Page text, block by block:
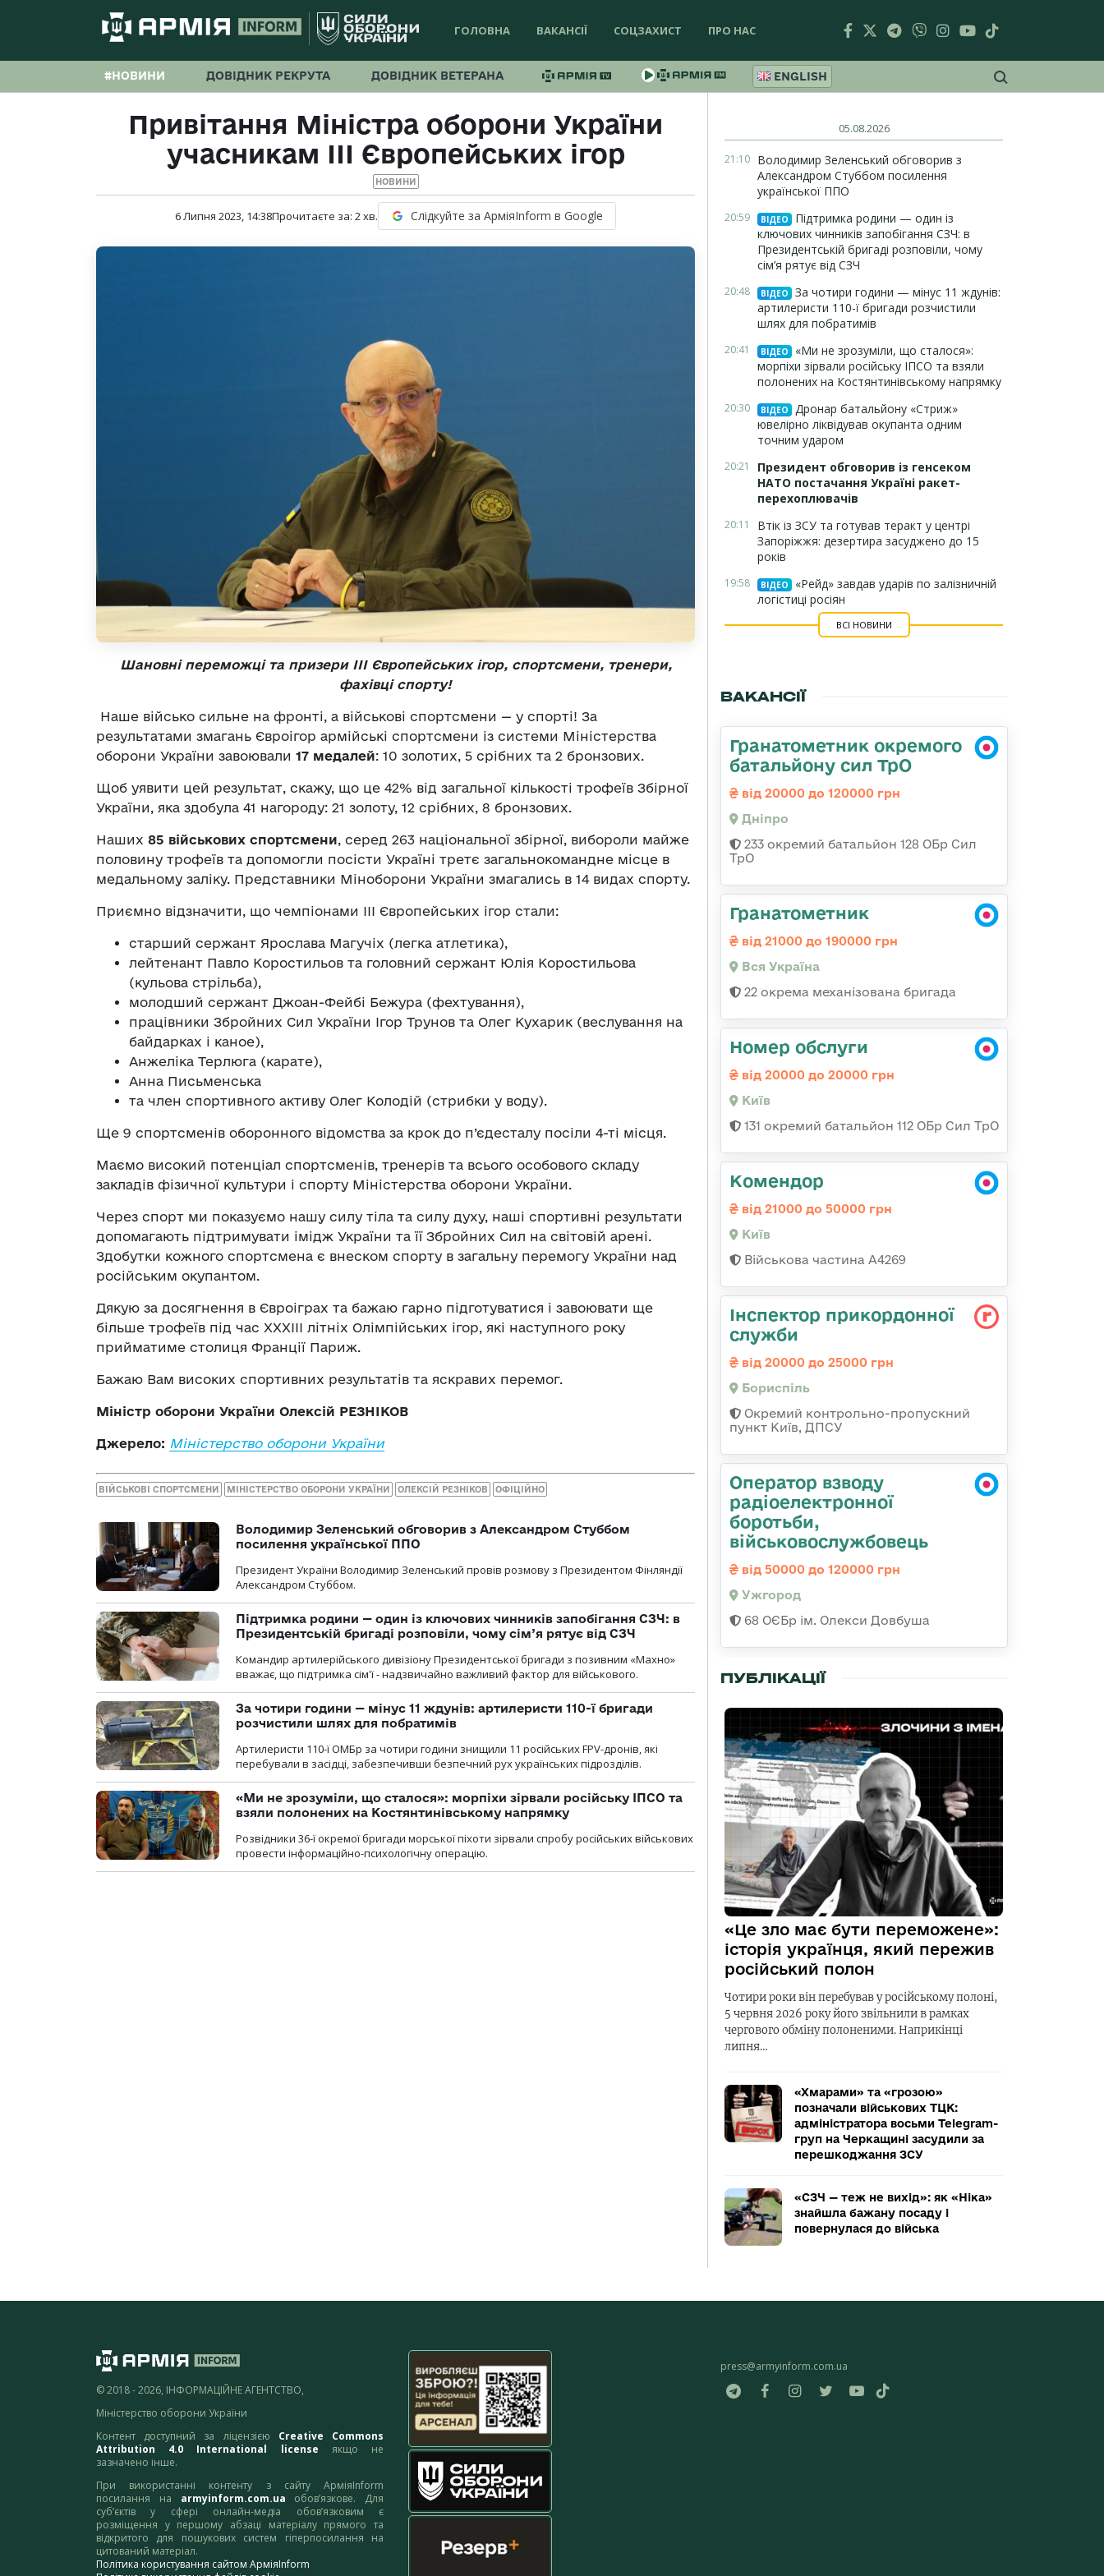
ГОЛОВНА ВАКАНСІЇ СОЦЗАХИСТ ПРО НАС
#НОВИНИ ДОВІДНИК РЕКРУТА ДОВІДНИК ВЕТЕРАНА ENGLISH
Привітання Міністра оборони України
учасникам ІІІ Європейських ігор
НОВИНИ
6 Липня 2023, 14:38Прочитаєте за: 2хв. Слідкуйте за АрміяInform в Google
Шановні переможці та призери ІІІ Європейських ігор, спортсмени, тренери,
фахівці спорту!
Наше військо сильне на фронті, а військові спортсмени — у спорті! За
результатами змагань Євроігор армійські спортсмени із системи Міністерства
оборони України завоювали 17 медалей: 10 золотих, 5 срібних та 2 бронзових.
Щоб уявити цей результат, скажу, що це 42% від загальної кількості трофеїв Збірної
України, яка здобула 41 нагороду: 21 золоту, 12 срібних, 8 бронзових.
Наших 85 військових спортсмени, серед 263 національної збірної, вибороли майже
половину трофеїв та допомогли посісти Україні третє загальнокомандне місце в
медальному заліку. Представники Міноборони України змагались в 14 видах спорту.
Приємно відзначити, що чемпіонами ІІІ Європейських ігор стали:
старший сержант Ярослава Магучіх (легка атлетика),
лейтенант Павло Коростильов та головний сержант Юлія Коростильова
(кульова стрільба),
молодший сержант Джоан-Фейбі Бежура (фехтування),
працівники Збройних Сил України Ігор Трунов та Олег Кухарик (веслування на
байдарках і каное),
Анжеліка Терлюга (карате),
Анна Письменська
та член спортивного активу Олег Колодій (стрибки у воду).
Ще 9 спортсменів оборонного відомства за крок до п’єдесталу посіли 4-ті місця.
Маємо високий потенціал спортсменів, тренерів та всього особового складу
закладів фізичної культури і спорту Міністерства оборони України.
Через спорт ми показуємо нашу силу тіла та силу духу, наші спортивні результати
допомагають підтримувати імідж України та її Збройних Сил на світовій арені.
Здобутки кожного спортсмена є внеском спорту в загальну перемогу України над
російським окупантом.
Дякую за досягнення в Євроіграх та бажаю гарно підготуватися і завоювати ще
більше трофеїв під час ХХХІІІ літніх Олімпійських ігор, які наступного року
прийматиме столиця Франції Париж.
Бажаю Вам високих спортивних результатів та яскравих перемог.
Міністр оборони України Олексій РЕЗНІКОВ
Джерело: Міністерство оборони України
ВІЙСЬКОВІ СПОРТСМЕНИ МІНІСТЕРСТВО ОБОРОНИ УКРАЇНИ ОЛЕКСІЙ РЕЗНІКОВ ОФІЦІЙНО
Володимир Зеленський обговорив з Александром Стуббом
посилення української ППО
Президент України Володимир Зеленський провів розмову з Президентом Фінляндії
Александром Стуббом.
Підтримка родини — один із ключових чинників запобігання СЗЧ: в
Президентській бригаді розповіли, чому сім’я рятує від СЗЧ
Командир артилерійського дивізіону Президентської бригади з позивним «Махно»
вважає, що підтримка сім'ї - надзвичайно важливий фактор для військового.
За чотири години — мінус 11 ждунів: артилеристи 110-ї бригади
розчистили шлях для побратимів
Артилеристи 110-ї ОМБр за чотири години знищили 11 російських FPV-дронів, які
перебували в засідці, забезпечивши безпечний рух українських підрозділів.
«Ми не зрозуміли, що сталося»: морпіхи зірвали російську ІПСО та
взяли полонених на Костянтинівському напрямку
Розвідники 36-ї окремої бригади морської піхоти зірвали спробу російських військових
провести інформаційно-психологічну операцію.
05.08.2026
21:10 Володимир Зеленський обговорив з
Александром Стуббом посилення
української ППО
20:59 ВІДЕО
Підтримка родини — один із
ключових чинників запобігання СЗЧ: в
Президентській бригаді розповіли, чому
сім’я рятує від СЗЧ
20:48 ВІДЕО
За чотири години — мінус 11 ждунів:
артилеристи 110-ї бригади розчистили
шлях для побратимів
20:41 ВІДЕО
«Ми не зрозуміли, що сталося»:
морпіхи зірвали російську ІПСО та взяли
полонених на Костянтинівському напрямку
20:30 ВІДЕО
Дронар батальйону «Стриж»
ювелірно ліквідував окупанта одним
точним ударом
20:21
Президент обговорив із генсеком
НАТО постачання Україні ракет-
перехоплювачів
20:11
Втік із ЗСУ та готував теракт у центрі
Запоріжжя: дезертира засуджено до 15
років
19:58 ВІДЕО
«Рейд» завдав ударів по залізничній
логістиці росіян
ВСІ НОВИНИ
ВАКАНСІЇ
Гранатометник окремого
батальйону сил ТрО
від 20000 до 120000 грн
Дніпро
233 окремий батальйон 128 ОБр Сил
ТрО
Гранатометник
від 21000 до 190000 грн
Вся Україна
22 окрема механізована бригада
Номер обслуги
від 20000 до 20000 грн
Київ
131 окремий батальйон 112 ОБр Сил ТрО
Комендор
від 21000 до 50000 грн
Київ
Військова частина А4269
Інспектор прикордонної
служби
від 20000 до 25000 грн
Бориспіль
Окремий контрольно-пропускний
пункт Київ, ДПСУ
Оператор взводу
радіоелектронної
боротьби,
військовослужбовець
від 50000 до 120000 грн
Ужгород
68 ОЄБр ім. Олекси Довбуша
ПУБЛІКАЦІЇ
«Це зло має бути переможене»:
історія українця, який пережив
російський полон
Чотири роки він перебував у російському полоні,
5 червня 2026 року його звільнили в рамках
чергового обміну полоненими. Наприкінці
липня…
«Хмарами» та «грозою»
позначали військових ТЦК:
адміністратора восьми Telegram-
груп на Черкащині засудили за
перешкоджання ЗСУ
«СЗЧ — теж не вихід»: як «Ніка»
знайшла бажану посаду і
повернулася до війська
© 2018 - 2026, ІНФОРМАЦІЙНЕ АГЕНТСТВО,
Міністерство оборони України
Контент доступний за ліцензією Creative Commons
Attribution 4.0 International license якщо не
зазначено інше.
При використанні контенту з сайту АрміяInform
посилання на armyinform.com.ua обов’язкове. Для
суб’єктів у сфері онлайн-медіа обов’язковим є
розміщення у першому абзаці матеріалу прямого та
відкритого для пошукових систем гіперпосилання на
цитований матеріал.
Політика користування сайтом АрміяInform
press@armyinform.com.ua